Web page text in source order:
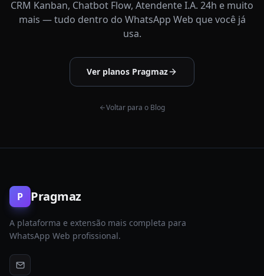
CRM Kanban, Chatbot Flow, Atendente I.A. 24h e muito
mais — tudo dentro do WhatsApp Web que você já
usa.
Ver planos Pragmaz
Voltar para o Blog
P Pragmaz
A plataforma e extensão mais completa para
WhatsApp Web profissional.